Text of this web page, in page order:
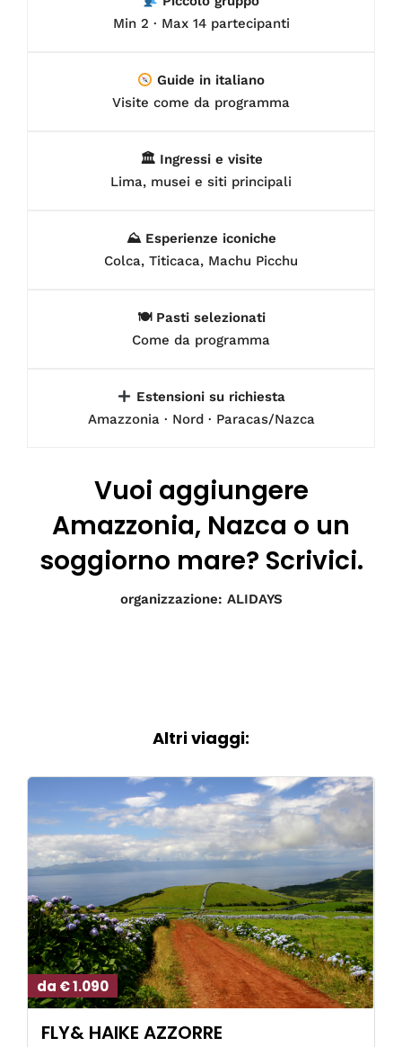
Min 2 · Max 14 partecipanti
Guide in italiano
Visite come da programma
🏛 Ingressi e visite
Lima, musei e siti principali
⛰ Esperienze iconiche
Colca, Titicaca, Machu Picchu
🍽 Pasti selezionati
Come da programma
Estensioni su richiesta
Amazzonia · Nord · Paracas/Nazca
Vuoi aggiungere
Amazzonia, Nazca o un
soggiorno mare? Scrivici.
organizzazione: ALIDAYS
Altri viaggi:
da € 1.090
FLY& HAIKE AZZORRE